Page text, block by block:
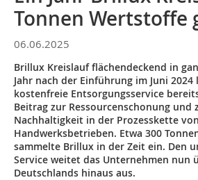
Tonnen Wertstoffe
06.06.2025
Brillux Kreislauf flächendeckend in
Jahr nach der Einführung im Juni
kostenfreie Entsorgungsservice
Beitrag zur Ressourcenschonung und
Nachhaltigkeit in der Prozesskette von
Handwerksbetrieben. Etwa 300
sammelte Brillux in der Zeit ein. Den
Service weitet das Unternehmen nun
Deutschlands hinaus aus.